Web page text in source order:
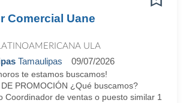
Comercial Uane
ULA
Tamaulipas 09/07/2026
te estamos buscamos!
PROMOCIÓN ¿Qué buscamos?
Coordinador de ventas o puesto similar 1